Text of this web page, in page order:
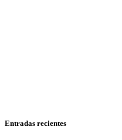
Entradas recientes